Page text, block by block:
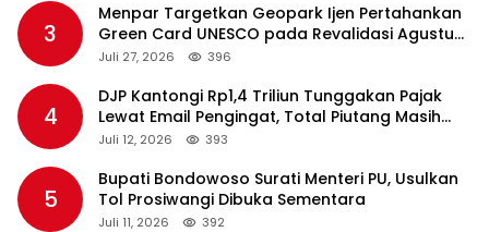
3
Menpar Targetkan Geopark Ijen Pertahankan
Green Card UNESCO pada Revalidasi Agustus
2026
Juli 27, 2026 396
4
DJP Kantongi Rp1,4 Triliun Tunggakan Pajak
Lewat Email Pengingat, Total Piutang Masih
Rp36 Triliun
Juli 12, 2026 393
5
Bupati Bondowoso Surati Menteri PU, Usulkan
Tol Prosiwangi Dibuka Sementara
Juli 11, 2026 392